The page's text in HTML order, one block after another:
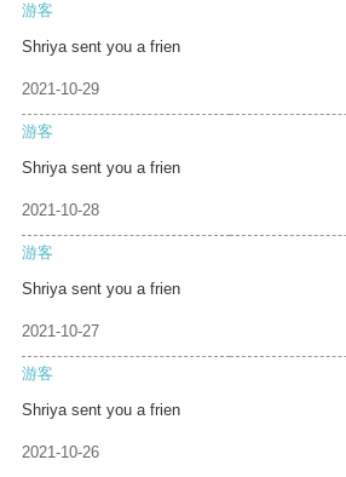
游客
Shriya sent you a frien
2021-10-29
游客
Shriya sent you a frien
2021-10-28
游客
Shriya sent you a frien
2021-10-27
游客
Shriya sent you a frien
2021-10-26